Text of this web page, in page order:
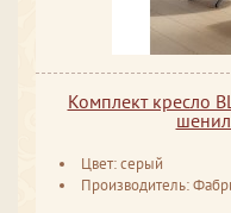
Комплект кресло
Цвет: серый
Производитель: